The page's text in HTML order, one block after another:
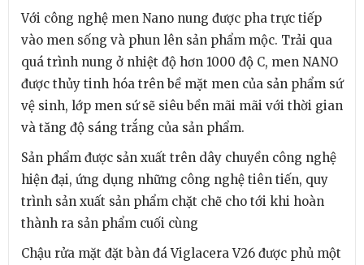
Với công nghệ men Nano nung được pha trực tiếp
vào men sống và phun lên sản phẩm mộc. Trải qua
quá trình nung ở nhiệt độ hơn 1000 độ C, men NANO
được thủy tinh hóa trên bề mặt men của sản phẩm sứ
vệ sinh, lớp men sứ sẽ siêu bền mãi mãi với thời gian
và tăng độ sáng trắng của sản phẩm.
Sản phẩm được sản xuất trên dây chuyền công nghệ
hiện đại, ứng dụng những công nghệ tiên tiến, quy
trình sản xuất sản phẩm chặt chẽ cho tới khi hoàn
thành ra sản phẩm cuối cùng
Chậu rửa mặt đặt bàn đá Viglacera V26 được phủ một